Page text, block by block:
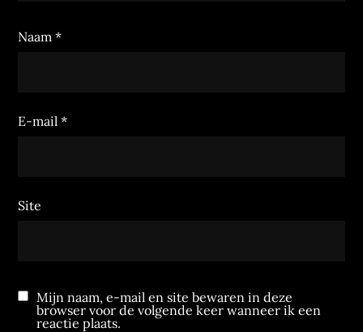
Naam*
E-mail*
Site
Mijn naam, e-mail en site bewaren in deze
browser voor de volgende keer wanneer ik een
reactie plaats.